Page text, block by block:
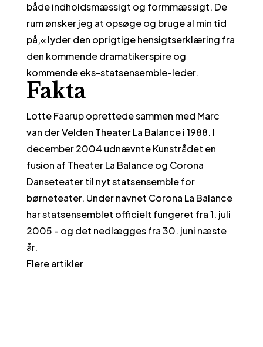
både indholdsmæssigt og formmæssigt. De
rum ønsker jeg at opsøge og bruge al min tid
på,« lyder den oprigtige hensigtserklæring fra
den kommende dramatikerspire og
kommende eks-statsensemble-leder.
Fakta
Lotte Faarup oprettede sammen med Marc
van der Velden Theater La Balance i 1988. I
december 2004 udnævnte Kunstrådet en
fusion af Theater La Balance og Corona
Danseteater til nyt statsensemble for
børneteater. Under navnet Corona La Balance
har statsensemblet officielt fungeret fra 1. juli
2005 - og det nedlægges fra 30. juni næste
år.
Flere artikler